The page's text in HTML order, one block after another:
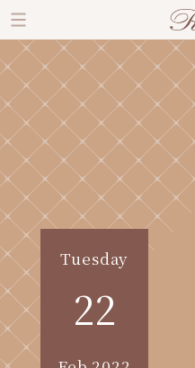
Tuesday
22